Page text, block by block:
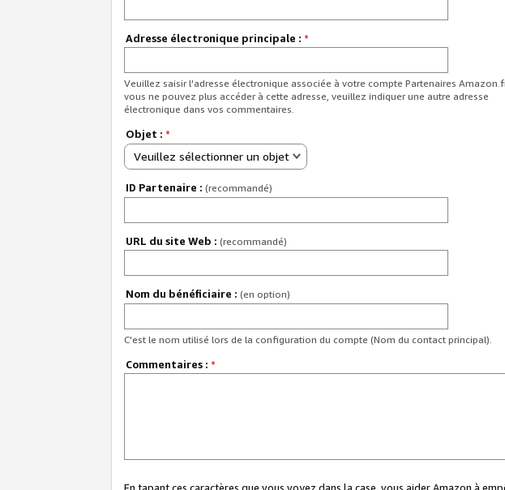
Adresse électronique principale : *
Veuillez saisir l'adresse électronique associée à votre compte Partenaires
vous ne pouvez plus accéder à cette adresse, veuillez indiquer une autre adresse
électronique dans vos commentaires.
Objet : *
Veuillez sélectionner un objet
ID Partenaire : (recommandé)
URL du site Web : (recommandé)
Nom du bénéficiaire : (en option)
C'est le nom utilisé lors de la configuration du compte (Nom du contact principal).
Commentaires : *